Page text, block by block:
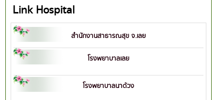
Link Hospital
สำนักงานสาธารณสุข จ.เลย
โรงพยาบาลเลย
โรงพยาบาลนาด้วง